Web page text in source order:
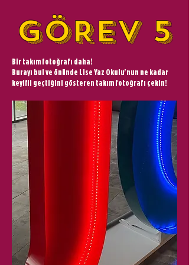
GÖREV 5
Bir takım fotoğrafı daha!
Burayı bul ve önünde Lise Yaz Okulu'nun ne kadar
keyifli geçtiğini gösteren takım fotoğrafı çekin!